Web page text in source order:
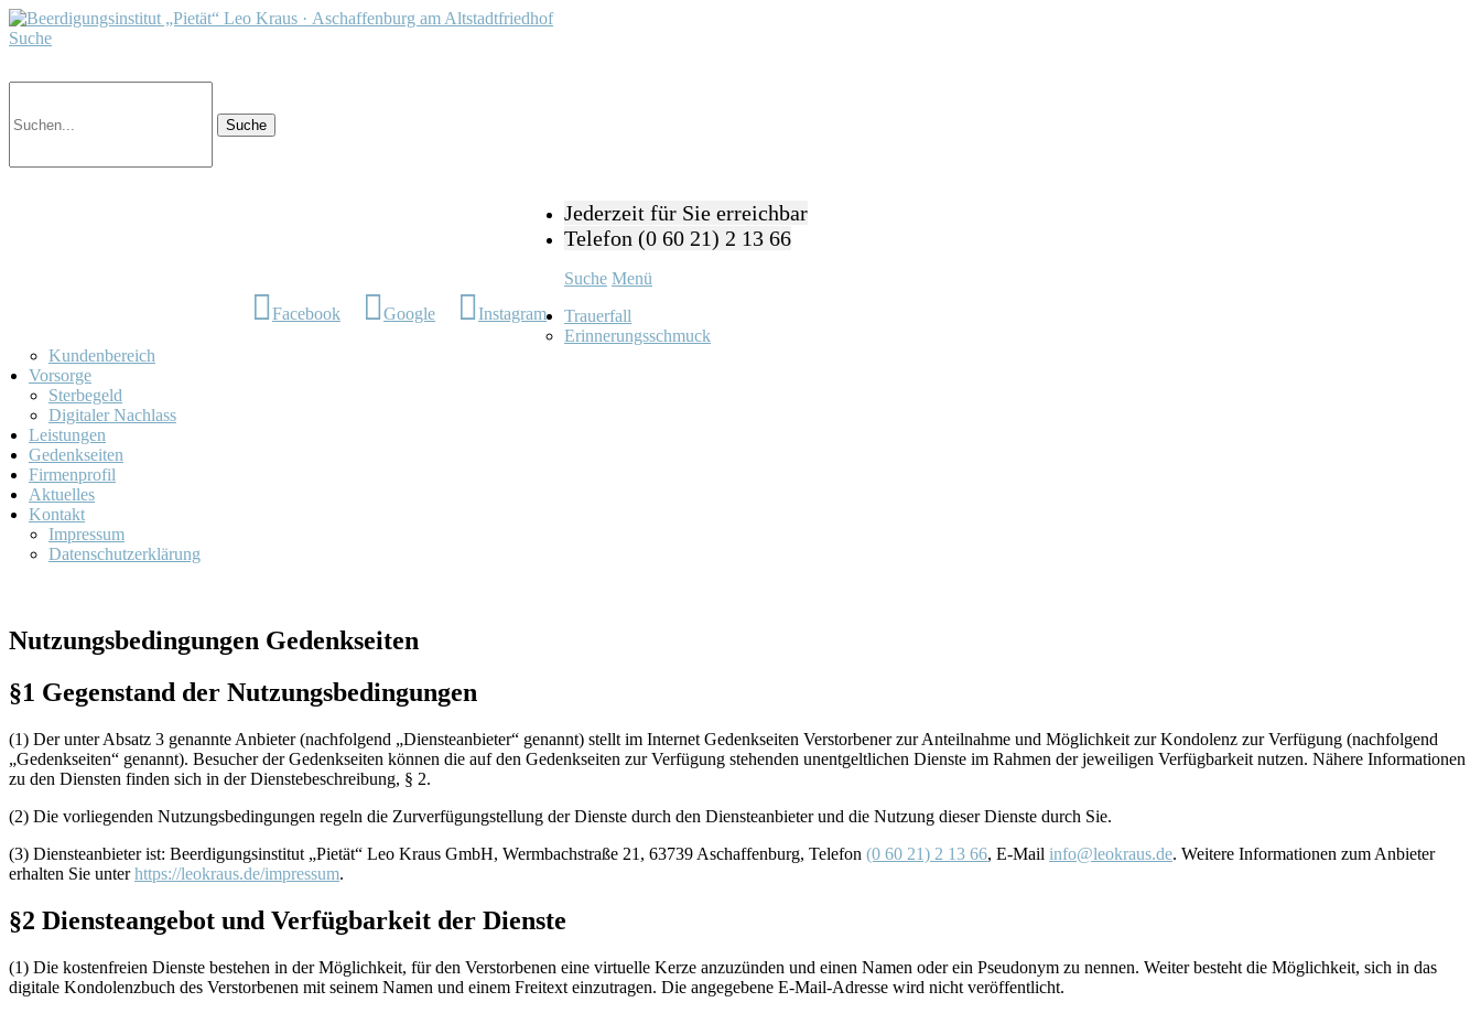
Suche
Facebook Google Instagram
Jederzeit für Sie erreichbar
Telefon (0 60 21) 2 13 66
Suche Menü
Trauerfall
Erinnerungsschmuck
Kundenbereich
Vorsorge
Sterbegeld
Digitaler Nachlass
Leistungen
Gedenkseiten
Firmenprofil
Aktuelles
Kontakt
Impressum
Datenschutzerklärung
Nutzungsbedingungen Gedenkseiten
§1 Gegenstand der Nutzungsbedingungen
(1) Der unter Absatz 3 genannte Anbieter (nachfolgend „Diensteanbieter“ genannt) stellt im Internet Gedenkseiten Verstorbener zur Anteilnahme und Möglichkeit zur Kondolenz zur Verfügung (nachfolgend
„Gedenkseiten“ genannt). Besucher der Gedenkseiten können die auf den Gedenkseiten zur Verfügung stehenden unentgeltlichen Dienste im Rahmen der jeweiligen Verfügbarkeit nutzen. Nähere Informationen
zu den Diensten finden sich in der Dienstebeschreibung, § 2.
(2) Die vorliegenden Nutzungsbedingungen regeln die Zurverfügungstellung der Dienste durch den Diensteanbieter und die Nutzung dieser Dienste durch Sie.
(3) Diensteanbieter ist: Beerdigungsinstitut „Pietät“ Leo Kraus GmbH, Wermbachstraße 21, 63739 Aschaffenburg, Telefon (0 60 21) 2 13 66, E-Mail info@leokraus.de. Weitere Informationen zum Anbieter
erhalten Sie unterhttps://leokraus.de/impressum.
§2 Diensteangebot und Verfügbarkeit der Dienste
(1) Die kostenfreien Dienste bestehen in der Möglichkeit, für den Verstorbenen eine virtuelle Kerze anzuzünden und einen Namen oder ein Pseudonym zu nennen. Weiter besteht die Möglichkeit, sich in das
digitale Kondolenzbuch des Verstorbenen mit seinem Namen und einem Freitext einzutragen. Die angegebene E-Mail-Adresse wird nicht veröffentlicht.